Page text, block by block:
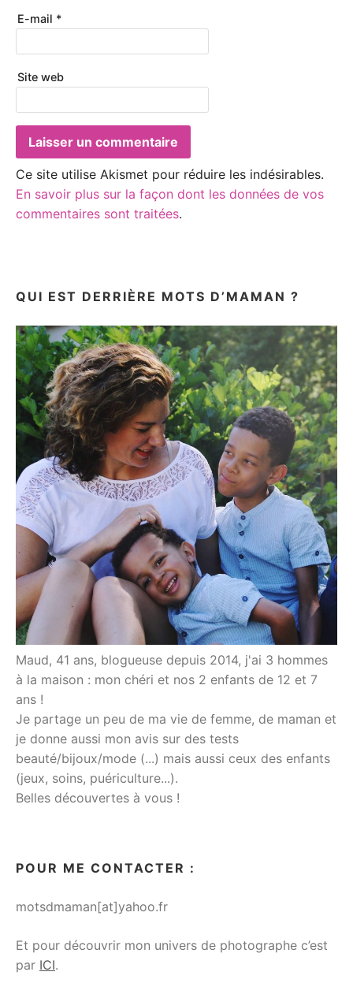
E-mail *
Site web
Ce site utilise Akismet pour réduire les indésirables.
En savoir plus sur la façon dont les données de vos
commentaires sont traitées.
QUI EST DERRIÈRE MOTS D’MAMAN ?
Maud, 41 ans, blogueuse depuis 2014, j'ai 3 hommes
à la maison : mon chéri et nos 2 enfants de 12 et 7
ans !
Je partage un peu de ma vie de femme, de maman et
je donne aussi mon avis sur des tests
beauté/bijoux/mode (...) mais aussi ceux des enfants
(jeux, soins, puériculture...).
Belles découvertes à vous !
POUR ME CONTACTER :
motsdmaman[at]yahoo.fr
Et pour découvrir mon univers de photographe c’est
par ICI.